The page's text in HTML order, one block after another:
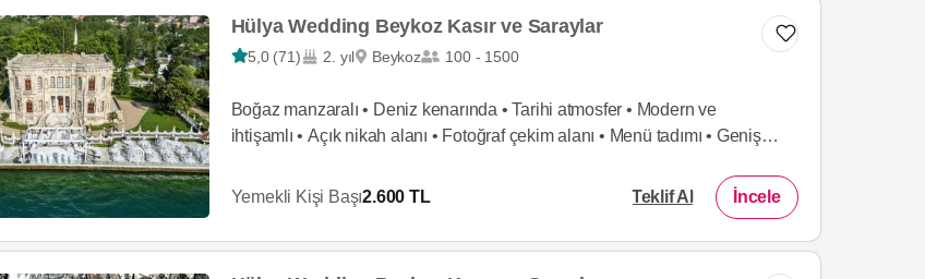
Hülya Wedding Beykoz Kasır ve Saraylar
5,0 (71) 2. yıl Beykoz 100 - 1500
Boğaz manzaralı • Deniz kenarında • Tarihi atmosfer • Modern ve
ihtişamlı • Açık nikah alanı • Fotoğraf çekim alanı • Menü tadımı • Geniş
Yemekli Kişi Başı2.600 TL Teklif Al İncele